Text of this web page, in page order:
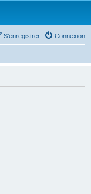
Connexion
S’enregistrer